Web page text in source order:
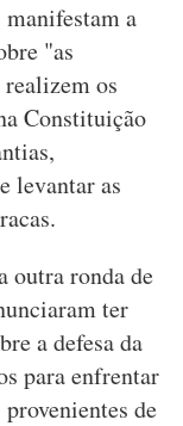
manifestam a
"as
realizem os
Constituição
levantar as
outra ronda de
ter
a defesa da
para enfrentar
de